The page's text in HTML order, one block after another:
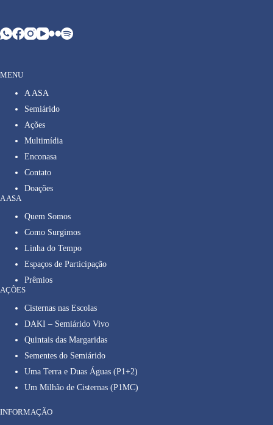
MENU
A ASA
Semiárido
Ações
Multimídia
Enconasa
Contato
Doações
A ASA
Quem Somos
Como Surgimos
Linha do Tempo
Espaços de Participação
Prêmios
AÇÕES
Cisternas nas Escolas
DAKI – Semiárido Vivo
Quintais das Margaridas
Sementes do Semiárido
Uma Terra e Duas Águas (P1+2)
Um Milhão de Cisternas (P1MC)
INFORMAÇÃO